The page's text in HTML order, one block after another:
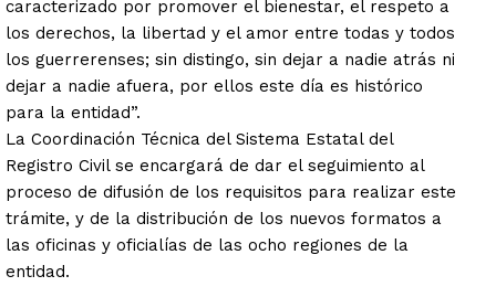
caracterizado por promover el bienestar, el respeto a
los derechos, la libertad y el amor entre todas y todos
los guerrerenses; sin distingo, sin dejar a nadie atrás ni
dejar a nadie afuera, por ellos este día es histórico
para la entidad”.
La Coordinación Técnica del Sistema Estatal del
Registro Civil se encargará de dar el seguimiento al
proceso de difusión de los requisitos para realizar este
trámite, y de la distribución de los nuevos formatos a
las oficinas y oficialías de las ocho regiones de la
entidad.